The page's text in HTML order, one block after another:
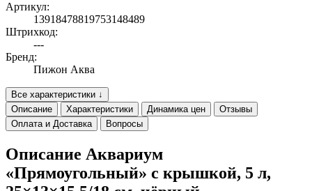
Артикул:
13918478819753148489
Штрихкод:
---
Бренд:
Пижон Аква
Все характеристики ↓
Описание
Характеристики Динамика цен
Отзывы
Оплата и Доставка
Вопросы
Описание Аквариум
«Прямоугольный» с крышкой, 5 л,